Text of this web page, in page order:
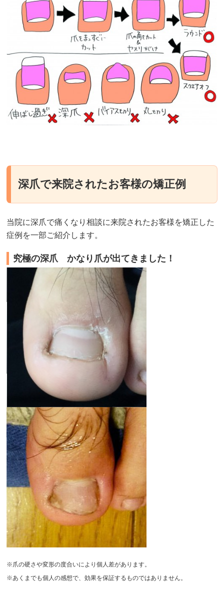
深爪で来院されたお客様の矯正例
当院に深爪で痛くなり相談に来院されたお客様を矯正した
症例を一部ご紹介します。
究極の深爪 かなり爪が出てきました！
※爪の硬さや変形の度合いにより個人差があります。
※あくまでも個人の感想で、効果を保証するものではありません。